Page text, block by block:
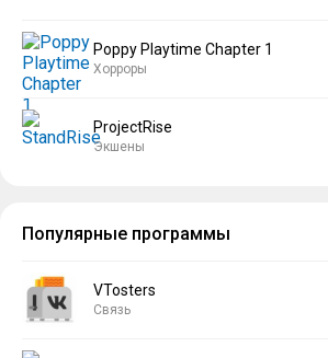
Poppy Playtime Chapter 1
Хорроры
ProjectRise
Экшены
Популярные программы
VTosters
Связь